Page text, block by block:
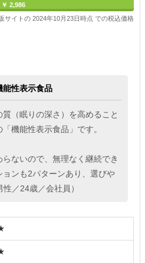
￥ 2,986
サイトの 2024年10月23日時点 での税込価格
能性表示食品
（眠りの深さ）を高めること
機能性表示食品」です。
ないので、無理なく継続でき
ンも2パターンあり、選びや
／24歳／会社員）